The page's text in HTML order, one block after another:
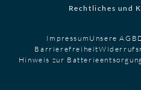
Rechtliches und
Impressum Unsere AGB
Barrierefreiheit
Hinweis zur